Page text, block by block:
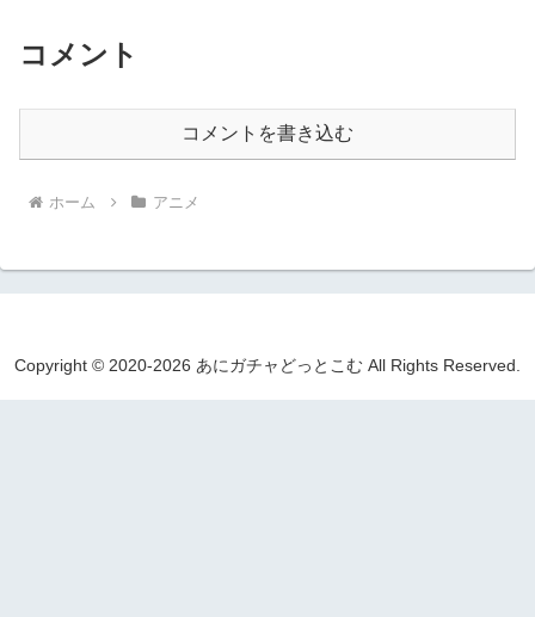
コメント
コメントを書き込む
ホーム アニメ
Copyright © 2020-2026 あにガチャどっとこむ All Rights Reserved.